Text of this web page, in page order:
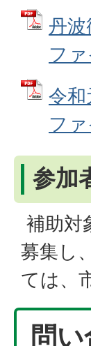
丹
フ
令和
フ
参加
補助対
募集し
ては、
問